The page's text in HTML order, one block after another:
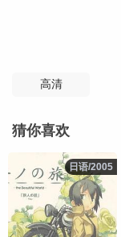
高清
猜你喜欢
日语/2005
日语/2005